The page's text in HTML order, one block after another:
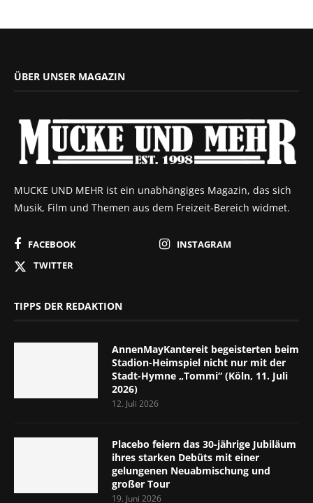
ÜBER UNSER MAGAZIN
MUCKE UND MEHR ist ein unabhängiges Magazin, das sich
Musik, Film und Themen aus dem Freizeit-Bereich widmet.
FACEBOOK
INSTAGRAM
TWITTER
TIPPS DER REDAKTION
AnnenMayKantereit begeisterten beim
Stadion-Heimspiel nicht nur mit der
Stadt-Hymne „Tommi“ (Köln, 11. Juli
2026)
12. Juli 2026
Placebo feiern das 30-jährige Jubiläum
ihres starken Debüts mit einer
gelungenen Neuabmischung und
großer Tour
19. Juni 2026